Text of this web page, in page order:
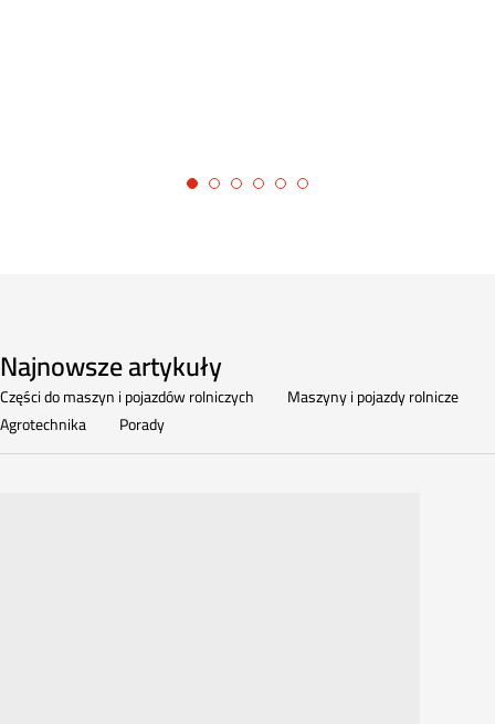
Najnowsze artykuły
Części do maszyn i pojazdów rolniczych
Maszyny i pojazdy rolnicze
Agrotechnika
Porady